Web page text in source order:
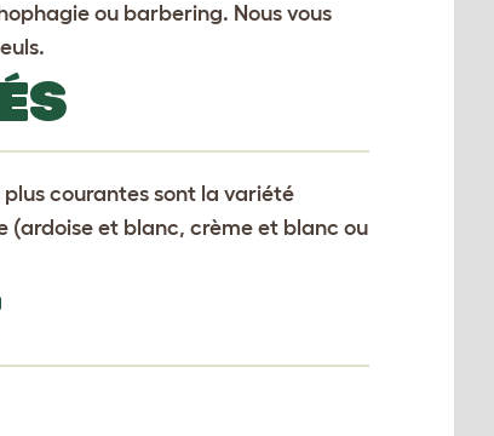
ou barbering. Nous vous
plus courantes sont la variété
(ardoise et blanc, crème et blanc ou